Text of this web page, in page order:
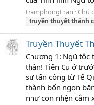
tramphongthan Chủ
truyền thuyếtthánh
Truyền Thuyết
Chương 1: Ngũ tộc
thận! Tiên Cụ ở
sự tấn công từ Tế
thành bốn ngọn
như con nhện cắm